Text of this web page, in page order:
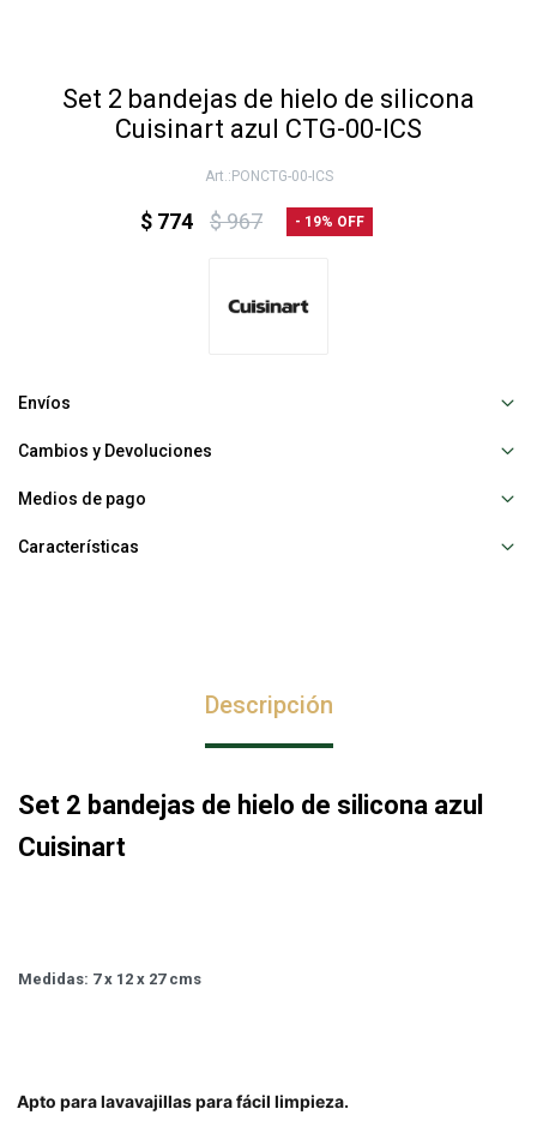
Set 2 bandejas de hielo de silicona
Cuisinart azul CTG-00-ICS
PONCTG-00-ICS
$ 774 $967 19
Envíos
Cambios y Devoluciones
Medios de pago
Características
Descripción
Set 2 bandejas de hielo de silicona azul
Cuisinart
Medidas: 7 x 12 x 27 cms
Apto para lavavajillas para fácil limpieza.